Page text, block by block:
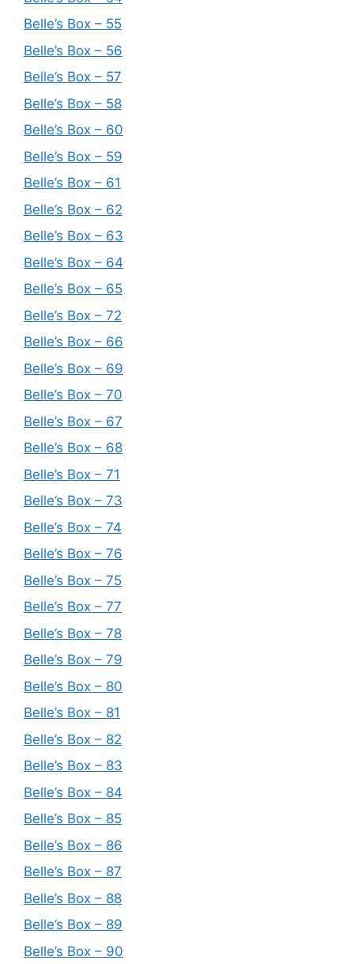
Belle’s Box – 55
Belle’s Box – 56
Belle’s Box – 57
Belle’s Box – 58
Belle’s Box – 60
Belle’s Box – 59
Belle’s Box – 61
Belle’s Box – 62
Belle’s Box – 63
Belle’s Box – 64
Belle’s Box – 65
Belle’s Box – 72
Belle’s Box – 66
Belle’s Box – 69
Belle’s Box – 70
Belle’s Box – 67
Belle’s Box – 68
Belle’s Box – 71
Belle’s Box – 73
Belle’s Box – 74
Belle’s Box – 76
Belle’s Box – 75
Belle’s Box – 77
Belle’s Box – 78
Belle’s Box – 79
Belle’s Box – 80
Belle’s Box – 81
Belle’s Box – 82
Belle’s Box – 83
Belle’s Box – 84
Belle’s Box – 85
Belle’s Box – 86
Belle’s Box – 87
Belle’s Box – 88
Belle’s Box – 89
Belle’s Box – 90